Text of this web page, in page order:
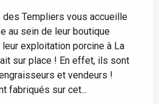
des Templiers vous accueille
au sein de leur boutique
exploitation porcine à La
sur place ! En effet, ils sont
et vendeurs !
fabriqués sur cet...